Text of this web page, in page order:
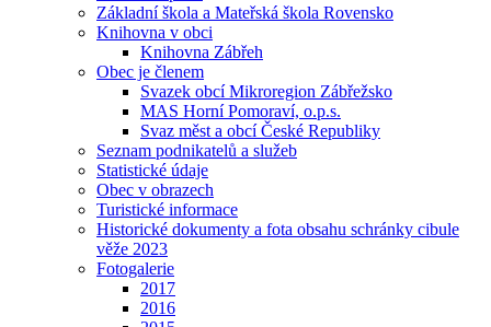
Základní škola a Mateřská škola Rovensko
Knihovna v obci
Knihovna Zábřeh
Obec je členem
Svazek obcí Mikroregion Zábřežsko
MAS Horní Pomoraví, o.p.s.
Svaz měst a obcí České Republiky
Seznam podnikatelů a služeb
Statistické údaje
Obec v obrazech
Turistické informace
Historické dokumenty a fota obsahu schránky cibule
věže 2023
Fotogalerie
2017
2016